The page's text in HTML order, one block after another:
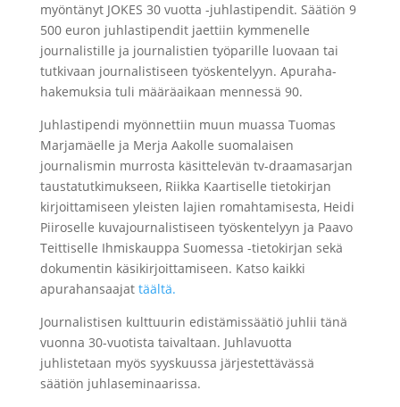
myöntänyt JOKES 30 vuotta -juhlastipendit. Säätiön 9
500 euron juhlastipendit jaettiin kymmenelle
journalistille ja journalistien työparille luovaan tai
tutkivaan journalistiseen työskentelyyn. Apuraha-
hakemuksia tuli määräaikaan mennessä 90.
Juhlastipendi myönnettiin muun muassa Tuomas
Marjamäelle ja Merja Aakolle suomalaisen
journalismin murrosta käsittelevän tv-draamasarjan
taustatutkimukseen, Riikka Kaartiselle tietokirjan
kirjoittamiseen yleisten lajien romahtamisesta, Heidi
Piiroselle kuvajournalistiseen työskentelyyn ja Paavo
Teittiselle Ihmiskauppa Suomessa -tietokirjan sekä
dokumentin käsikirjoittamiseen. Katso kaikki
apurahansaajattäältä.
Journalistisen kulttuurin edistämissäätiö juhlii tänä
vuonna 30-vuotista taivaltaan. Juhlavuotta
juhlistetaan myös syyskuussa järjestettävässä
säätiön juhlaseminaarissa.